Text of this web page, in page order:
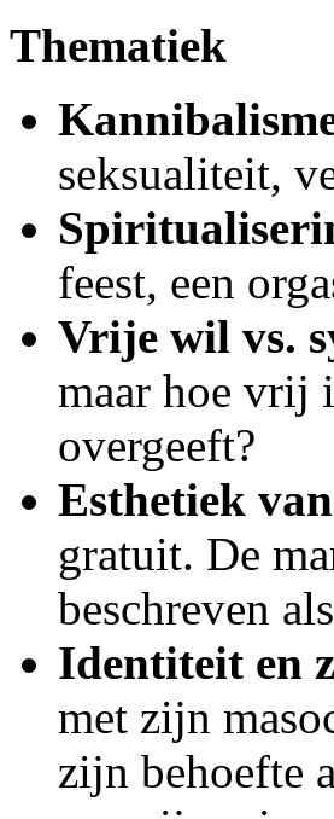
Thematiek
seksualiteit,
feest, een
Vrije wil vs.
maar hoe vrij
overgeeft?
Esthetiek
gratuit. De
beschreven
Identiteit en
met zijn
zijn behoefte